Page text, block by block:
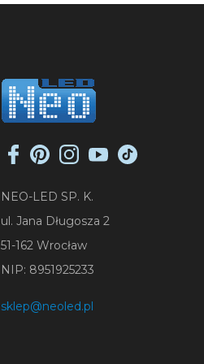
NEO-LED SP. K.
ul. Jana Długosza 2
51-162 Wrocław
NIP: 8951925233
sklep@neoled.pl